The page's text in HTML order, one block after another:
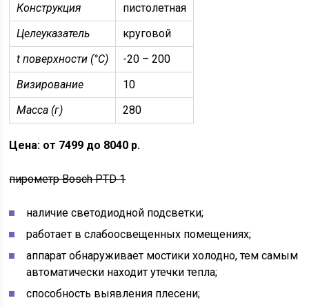
Конструкция
пистолетная
Целеуказатель
круговой
t поверхности (°C)
-20 – 200
Визирование
10
Масса (г)
280
Цена: от 7499 до 8040 р.
пирометр Bosch PTD 1
наличие светодиодной подсветки;
работает в слабоосвещенных помещениях;
аппарат обнаруживает мостики холодно, тем самым
автоматически находит утечки тепла;
способность выявления плесени;